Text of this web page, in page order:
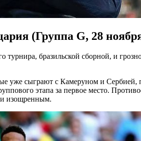
(Группа G, 28
турнира, бразильской сборной, и
уже сыграют с Камеруном и Сербией,
этапа за первое место.
изощренным.